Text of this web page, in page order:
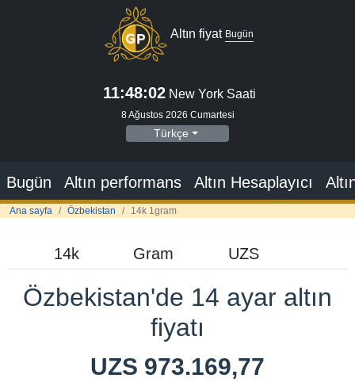
Altın fiyat Bugün
11:48:03New York Saati
8 Ağustos 2026 Cumartesi
Türkçe
Bugün Altın performans Altın Hesaplayıcı
Ana sayfa Özbekistan 14k 1gram
Özbekistan'de 14 ayar altın
fiyatı
UZS 973.169,77